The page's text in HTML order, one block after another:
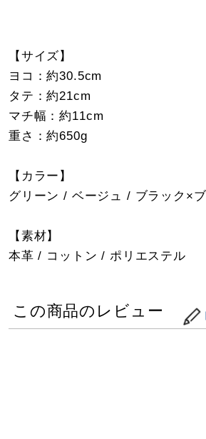
【サイズ】
ヨコ：約30.5cm
タテ：約21cm
マチ幅：約11cm
重さ：約650g
【カラー】
グリーン / ベージュ / ブラック×
【素材】
本革 / コットン / ポリエステル
この商品のレビュー